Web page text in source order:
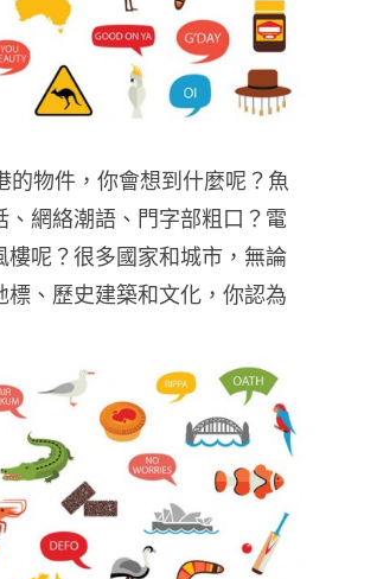
物件，你會想到什麼呢？魚
網絡潮語、門字部粗口？電
呢？很多國家和城市，無論
、歷史建築和文化，你認為